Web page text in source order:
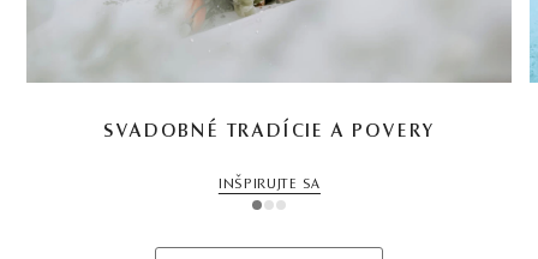
SVADOBNÉ TRADÍCIE A POVERY
INŠPIRUJTE SA
1 2 3